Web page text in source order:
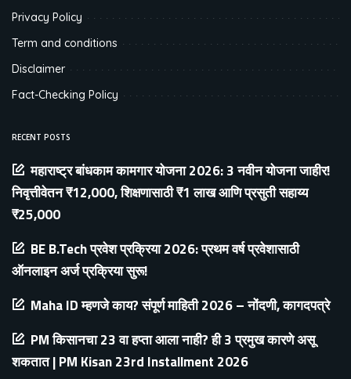
Privacy Policy
Term and conditions
Disclaimer
Fact-Checking Policy
RECENT POSTS
महाराष्ट्र बांधकाम कामगार योजना 2026: 3 नवीन योजना जाहीर!
निवृत्तीवेतन ₹12,000, शिक्षणासाठी ₹1 लाख आणि प्रसुती सहाय्य
₹25,000
BE B.Tech प्रवेश प्रक्रिया 2026: प्रथम वर्ष प्रवेशासाठी
ऑनलाइन अर्ज प्रक्रिया सुरू!
Maha ID म्हणजे काय? संपूर्ण माहिती 2026 – नोंदणी, कागदपत्रे
PM किसानचा 23 वा हप्ता आला नाही? ही 3 प्रमुख कारणे असू
शकतात | PM Kisan 23rd Installment 2026